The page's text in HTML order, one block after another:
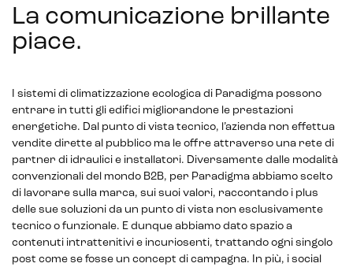
La comunicazione brillante
piace.
I sistemi di climatizzazione ecologica di Paradigma possono
entrare in tutti gli edifici migliorandone le prestazioni
energetiche. Dal punto di vista tecnico, l’azienda non effettua
vendite dirette al pubblico ma le offre attraverso una rete di
partner di idraulici e installatori. Diversamente dalle modalità
convenzionali del mondo B2B, per Paradigma abbiamo scelto
di lavorare sulla marca, sui suoi valori, raccontando i plus
delle sue soluzioni da un punto di vista non esclusivamente
tecnico o funzionale. E dunque abbiamo dato spazio a
contenuti intrattenitivi e incuriosenti, trattando ogni singolo
post come se fosse un concept di campagna. In più, i social